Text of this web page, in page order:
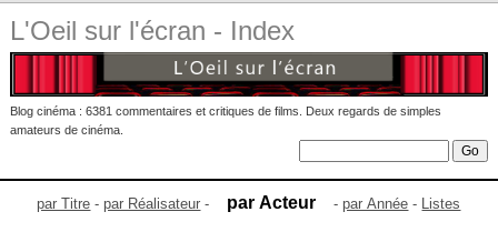
L'Oeil sur l'écran - Index
Blog cinéma : 6381 commentaires et critiques de films. Deux regards de simples
amateurs de cinéma.
par Titre -par Réalisateur - par Acteur -par Année - Listes